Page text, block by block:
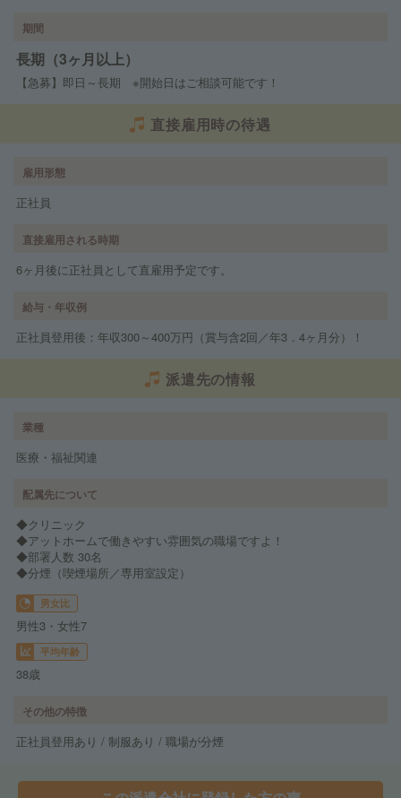
期間
長期（3ヶ月以上）
【急募】即日～長期 ※開始日はご相談可能です！
直接雇用時の待遇
雇用形態
正社員
直接雇用される時期
6ヶ月後に正社員として直雇用予定です。
給与・年収例
正社員登用後：年収300～400万円（賞与含2回／年3．4ヶ月分）！
派遣先の情報
業種
医療・福祉関連
配属先について
◆クリニック
◆アットホームで働きやすい雰囲気の職場ですよ！
◆部署人数 30名
◆分煙（喫煙場所／専用室設定）
男女比
男性3・女性7
平均年齢
38歳
その他の特徴
正社員登用あり / 制服あり / 職場が分煙